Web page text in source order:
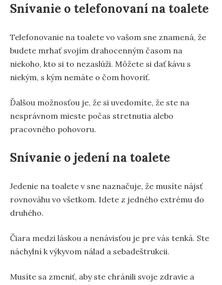
Snívanie o telefonovaní na toalete
Telefonovanie na toalete vo vašom sne znamená, že
budete mrhať svojím drahocenným časom na
niekoho, kto si to nezaslúži. Môžete si dať kávu s
niekým, s kým nemáte o čom hovoriť.
Ďalšou možnosťou je, že si uvedomíte, že ste na
nesprávnom mieste počas stretnutia alebo
pracovného pohovoru.
Snívanie o jedení na toalete
Jedenie na toalete v sne naznačuje, že musíte nájsť
rovnováhu vo všetkom. Idete z jedného extrému do
druhého.
Čiara medzi láskou a nenávisťou je pre vás tenká. Ste
náchylní k výkyvom nálad a sebadeštrukcii.
Musíte sa zmeniť, aby ste chránili svoje zdravie a